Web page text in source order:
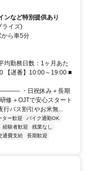
ンなど特別提供あり
ライズ)
から車5分
均勤務日数：1ヶ月あた
【遅番】10:00～19:00 ■
・日祝休み＋長期
修＋OJTで安心スタート
バス割引やお米無...
ター歓迎
バイク通勤OK
経験者歓迎
残業なし
通費支給
長期歓迎